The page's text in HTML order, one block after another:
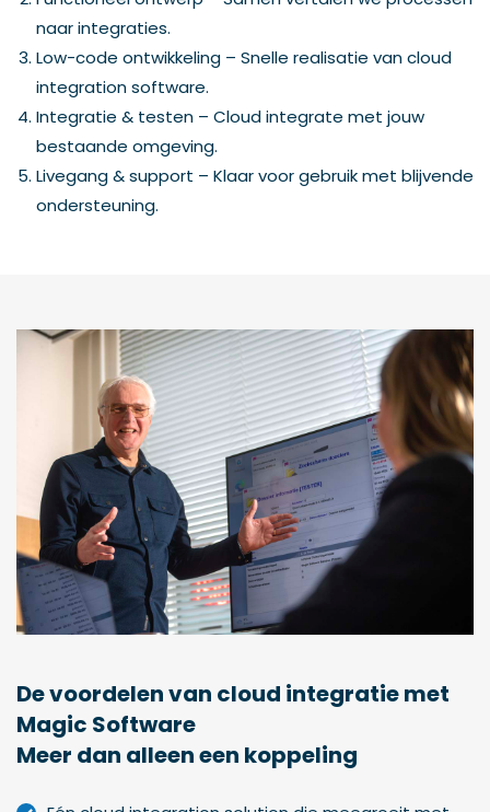
naar integraties.
Low-code ontwikkeling – Snelle realisatie van cloud
integration software.
Integratie & testen – Cloud integrate met jouw
bestaande omgeving.
Livegang & support – Klaar voor gebruik met blijvende
ondersteuning.
De voordelen van cloud integratie met
Magic Software
Meer dan alleen een koppeling